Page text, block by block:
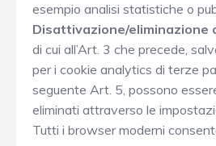
esempio analisi statistiche o
Disattivazione/eliminazione
di cui all’Art. 3 che precede,
per i cookie analytics di terze
seguente Art. 5, possono
eliminati attraverso le
Tutti i browser moderni